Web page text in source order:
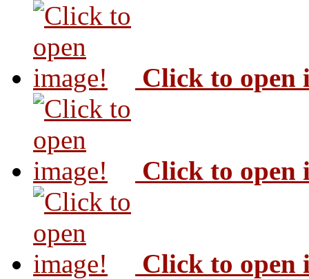
Click to open
Click to open
Click to open